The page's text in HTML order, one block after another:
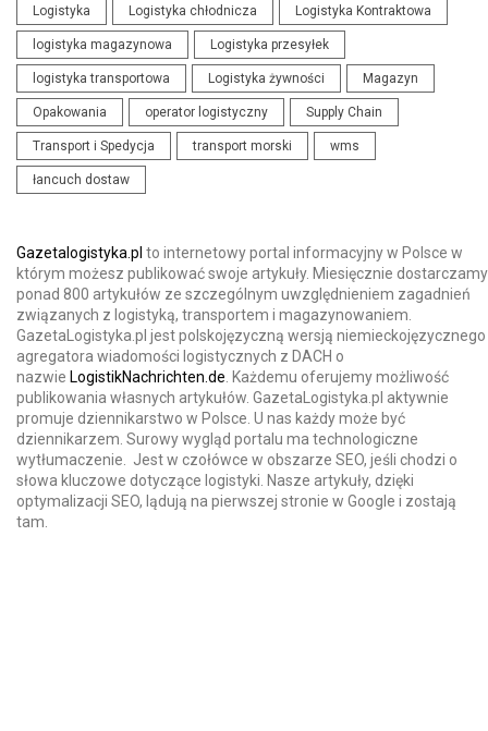
Logistyka Logistyka chłodnicza Logistyka Kontraktowa
logistyka magazynowa Logistyka przesyłek
logistyka transportowa Logistyka żywności Magazyn
Opakowania operator logistyczny Supply Chain
Transport i Spedycja transport morski wms
łancuch dostaw
Gazetalogistyka.pl to internetowy portal informacyjny w Polsce w
którym możesz publikować swoje artykuły. Miesięcznie dostarczamy
ponad 800 artykułów ze szczególnym uwzględnieniem zagadnień
związanych z logistyką, transportem i magazynowaniem.
GazetaLogistyka.pl jest polskojęzyczną wersją niemieckojęzycznego
agregatora wiadomości logistycznych z DACH o
nazwie LogistikNachrichten.de . Każdemu oferujemy możliwość
publikowania własnych artykułów. GazetaLogistyka.pl aktywnie
promuje dziennikarstwo w Polsce. U nas każdy może być
dziennikarzem. Surowy wygląd portalu ma technologiczne
wytłumaczenie. Jest w czołówce w obszarze SEO, jeśli chodzi o
słowa kluczowe dotyczące logistyki. Nasze artykuły, dzięki
optymalizacji SEO, lądują na pierwszej stronie w Google i zostają
tam.